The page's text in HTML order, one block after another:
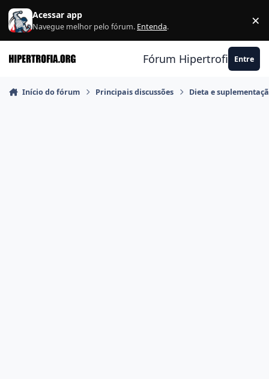
Ir para conteúdo
Acessar app
Navegue melhor pelo fórum. Entenda. ×
Fórum Hipertrofia.org
Entre
Início do fórum Principais discussões Dieta e